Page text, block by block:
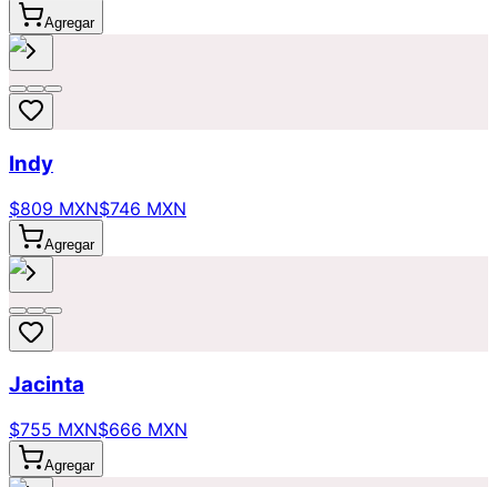
Agregar
Indy
$809 MXN$746 MXN
Agregar
Jacinta
$755 MXN$666 MXN
Agregar